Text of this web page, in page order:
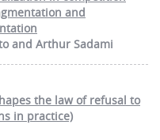
and
and Arthur Sadami
the law of refusal to
in practice)